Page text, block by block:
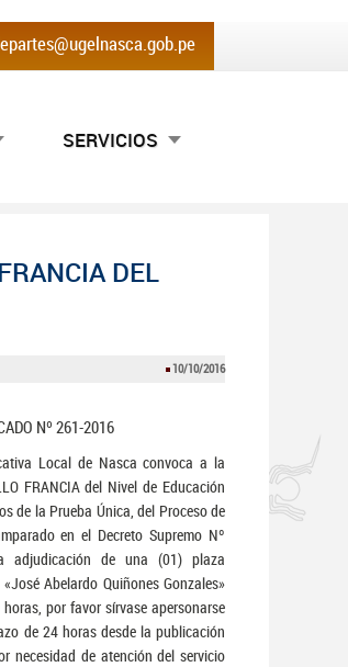
SERVICIOS
DEL
10/10/2016
Nº 261-2016
Local de Nasca convoca a la
FRANCIA del Nivel de Educación
de la Prueba Única, del Proceso de
en el Decreto Supremo Nº
adjudicación de una (01) plaza
Abelardo Quiñones Gonzales»
por favor sírvase apersonarse
de 24 horas desde la publicación
necesidad de atención del servicio